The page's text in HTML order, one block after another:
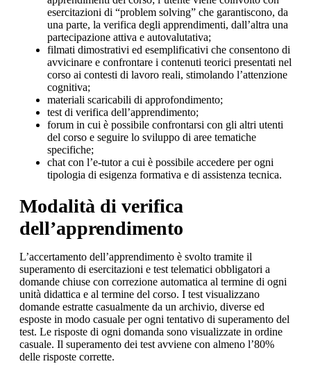
esercitazioni di “problem solving” che garantiscono, da
una parte, la verifica degli apprendimenti, dall’altra una
partecipazione attiva e autovalutativa;
filmati dimostrativi ed esemplificativi che consentono di
avvicinare e confrontare i contenuti teorici presentati nel
corso ai contesti di lavoro reali, stimolando l’attenzione
cognitiva;
materiali scaricabili di approfondimento;
test di verifica dell’apprendimento;
forum in cui è possibile confrontarsi con gli altri utenti
del corso e seguire lo sviluppo di aree tematiche
specifiche;
chat con l’e-tutor a cui è possibile accedere per ogni
tipologia di esigenza formativa e di assistenza tecnica.
Modalità di verifica
dell’apprendimento
L’accertamento dell’apprendimento è svolto tramite il
superamento di esercitazioni e test telematici obbligatori a
domande chiuse con correzione automatica al termine di ogni
unità didattica e al termine del corso. I test visualizzano
domande estratte casualmente da un archivio, diverse ed
esposte in modo casuale per ogni tentativo di superamento del
test. Le risposte di ogni domanda sono visualizzate in ordine
casuale. Il superamento dei test avviene con almeno l’80%
delle risposte corrette.